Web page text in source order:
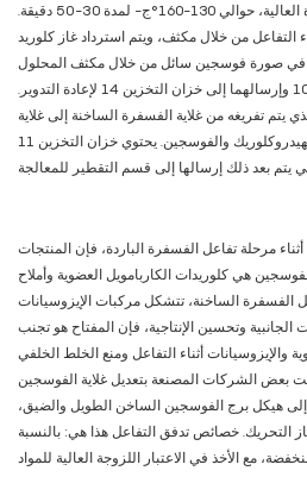
غلاية الفوسجين ذات درجة الحرارة العالية، حوالي 130-160°ج- لمدة 30-50 دقيقة.
التفاعل من خلال مكثف، ويتم استرداد غاز كلوريد
في صورة فوسجين سائل من خلال مكثف المحلول
الملحي (مكثف منخفض الحرارة) 10 وإرسالهما إلى خزان التخزين 14 لإعادة التدوير.
يتم تفريغه من غلاية الفسفرة الساخنة إلى غلاية
تفريغ الغاز 9 لإزالة بقايا حمض الهيدروكلوريك والفوسجين. يحتوي خزان التخزين 11
مرحلة تفاعل الفسفرة الباردة، فإن المنتجات
هي كلوريدات الكاربامويل العضوية وأملاح
الفسفرة الساخنة، تتشكل مركبات الإيزوسيانات
وتحسين الإنتاجية، فإن المفتاح هو تجنب
والإيزوسيانات أثناء التفاعل ومنع الخلط الخلفي
بعض الشركات المصنعة بتعديل غلاية الفوسجين
إلى هيكل برج الفوسجين الساخن الطويل والضيق،
التحريك. خصائص تدفق التفاعل هذا هي: بالنسبة
مع الأخذ في الاعتبار اللزوجة العالية للمواد